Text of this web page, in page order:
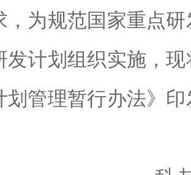
，为规范国家重点
发计划组织实施，
划管理暂行办法》